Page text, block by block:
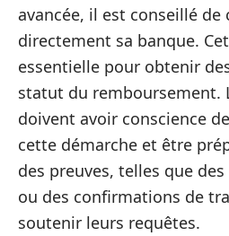
avancée, il est conseillé de
directement sa banque.
essentielle pour obtenir
statut du remboursement.
doivent avoir conscience
cette démarche et être
des preuves, telles que
ou des confirmations de
soutenir leurs requêtes.